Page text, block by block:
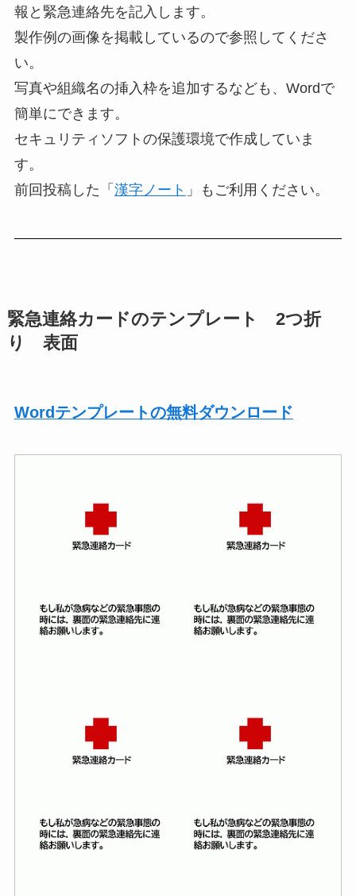
報と緊急連絡先を記入します。
製作例の画像を掲載しているので参照してくださ
い。
写真や組織名の挿入枠を追加するなども、Wordで
簡単にできます。
セキュリティソフトの保護環境で作成していま
す。
前回投稿した「 漢字ノート 」もご利用ください。
緊急連絡カードのテンプレート 2つ折
り 表面
Wordテンプレートの無料ダウンロード